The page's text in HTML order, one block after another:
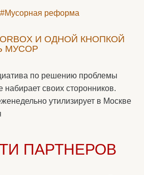
#Мусорная реформа
И ОДНОЙ КНОПКОЙ
МУСОР
по решению проблемы
набирает своих сторонников.
утилизирует в Москве
ПАРТНЕРОВ